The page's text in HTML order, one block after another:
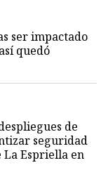
ser impactado
quedó
de
seguridad
La Espriella en